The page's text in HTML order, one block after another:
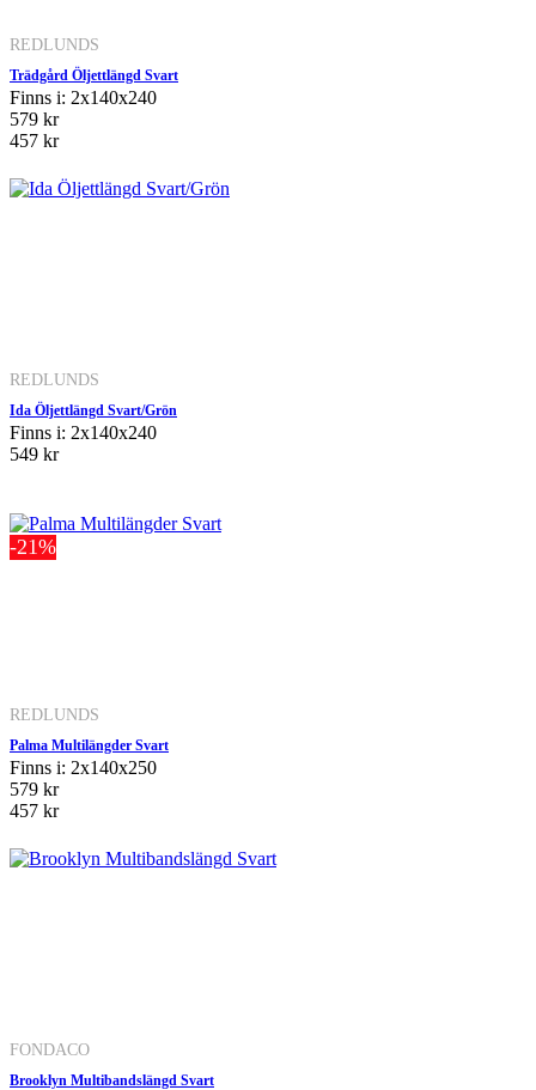
REDLUNDS
Trädgård Öljettlängd Svart
Finns i: 2x140x240
579 kr
457 kr
REDLUNDS
Ida Öljettlängd Svart/Grön
Finns i: 2x140x240
549 kr
-21%
REDLUNDS
Palma Multilängder Svart
Finns i: 2x140x250
579 kr
457 kr
FONDACO
Brooklyn Multibandslängd Svart